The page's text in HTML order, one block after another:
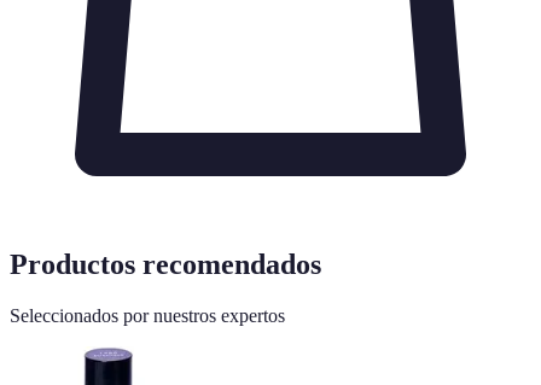
Productos recomendados
Seleccionados por nuestros expertos